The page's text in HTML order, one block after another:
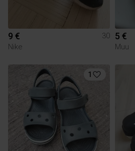
9 €
30
Nike
5 €
Muu
1